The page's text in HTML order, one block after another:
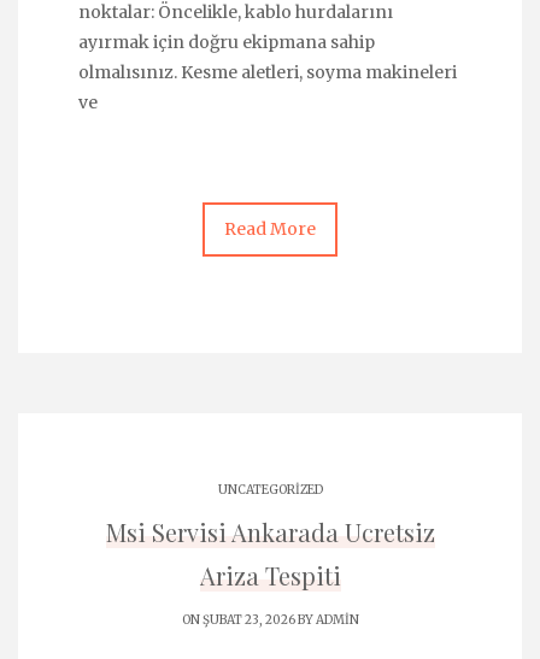
noktalar: Öncelikle, kablo hurdalarını
ayırmak için doğru ekipmana sahip
olmalısınız. Kesme aletleri, soyma makineleri
ve
Read More
UNCATEGORIZED
Msi Servisi Ankarada Ucretsiz
Ariza Tespiti
ON ŞUBAT 23, 2026 BYADMIN